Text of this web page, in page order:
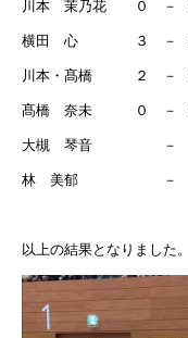
川本 茉乃花 ０ －
横田 心 ３ －
川本・髙橋 ２ －
髙橋 奈未 ０ －
大槻 琴音 －
林 美郁 －
以上の結果となりました。